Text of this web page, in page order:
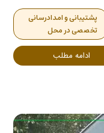
پشتیبانی و امدادرسانی
تخصصی در محل
ادامه مطلب